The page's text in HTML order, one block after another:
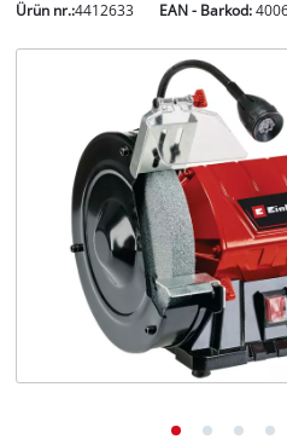
TR Türkçe
English
Ürün nr.:4412633 EAN - Barkod: